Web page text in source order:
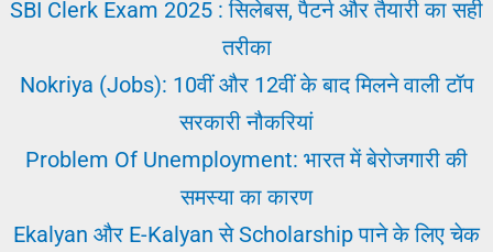
SBI Clerk Exam 2025 : सिलेबस, पैटर्न और तैयारी का सही
तरीका
Nokriya (Jobs): 10वीं और 12वीं के बाद मिलने वाली टॉप
सरकारी नौकरियां
Problem Of Unemployment: भारत में बेरोजगारी की
समस्या का कारण
Ekalyan और E-Kalyan से Scholarship पाने के लिए चेक